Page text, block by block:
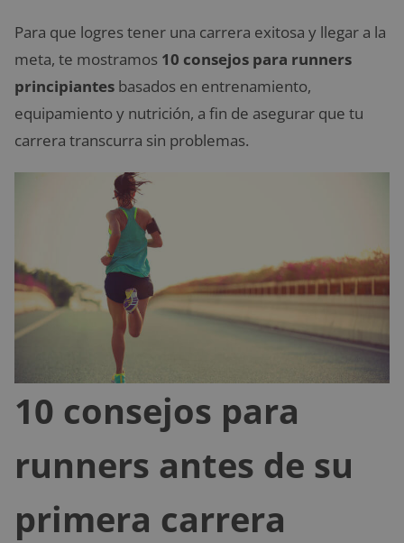
Para que logres tener una carrera exitosa y llegar a la
meta, te mostramos 10 consejos para runners
principiantes basados en entrenamiento,
equipamiento y nutrición, a fin de asegurar que tu
carrera transcurra sin problemas.
10 consejos para
runners antes de su
primera carrera